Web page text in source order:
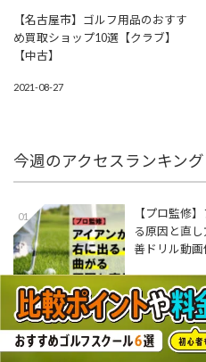
【名古屋市】ゴルフ用品のおすす
め買取ショップ10選【クラブ】
【中古】
2021-08-27
今週のアクセスランキング
01
【プロ監修
る原因と直
善ドリル動画
02
ゴルフクラ
ム12選！